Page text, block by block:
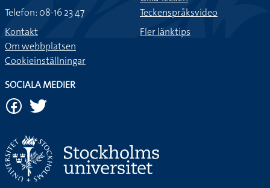
Telefon: 08-16 23 47
Kontakt
Om webbplatsen
Cookieinställningar
Teckenspråksvideo
Fler länktips
SOCIALA MEDIER